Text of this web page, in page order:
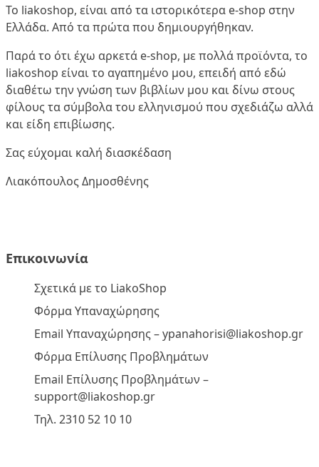
Το liakoshop, είναι από τα ιστορικότερα e-shop στην
Ελλάδα. Από τα πρώτα που δημιουργήθηκαν.
Παρά το ότι έχω αρκετά e-shop, με πολλά προϊόντα, το
liakoshop είναι το αγαπημένο μου, επειδή από εδώ
διαθέτω την γνώση των βιβλίων μου και δίνω στους
φίλους τα σύμβολα του ελληνισμού που σχεδιάζω αλλά
και είδη επιβίωσης.
Σας εύχομαι καλή διασκέδαση
Λιακόπουλος Δημοσθένης
Επικοινωνία
Σχετικά με το LiakoShop
Φόρμα Υπαναχώρησης
Email Υπαναχώρησης –ypanahorisi@liakoshop.gr
Φόρμα Επίλυσης Προβλημάτων
Email Επίλυσης Προβλημάτων –
support@liakoshop.gr
Τηλ. 2310 52 10 10